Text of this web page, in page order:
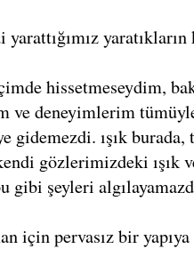
yarattığımız
hissetmeseydim,
ve deneyimlerim
gidemezdi. ışık burada,
gözlerimizdeki ışık
gibi şeyleri
için pervasız bir